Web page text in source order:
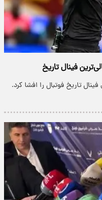
فینال تاریخ
تاریخ فوتبال را افشا کرد.